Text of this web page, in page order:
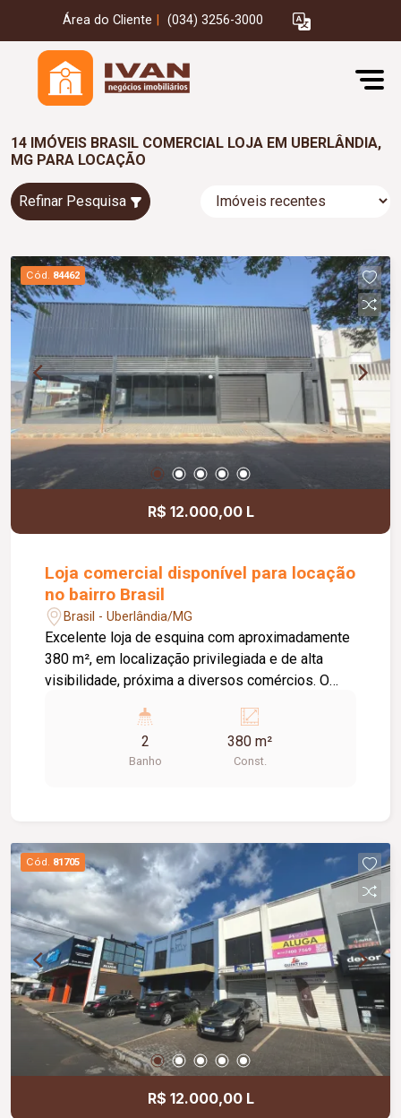
Área do Cliente (034) 3256-3000
14 IMÓVEIS BRASIL COMERCIAL LOJA EM UBERLÂNDIA,
MG PARA LOCAÇÃO
Refinar Pesquisa
Cód. 84462
R$ 12.000,00 L
Loja comercial disponível para locação
no bairro Brasil
Brasil - Uberlândia/MG
Excelente loja de esquina com aproximadamente
380 m², em localização privilegiada e de alta
visibilidade, próxima a diversos comércios. O
entradas com portas de aço eletrônicas, 02
banheiros sociais com acessibilidade e 01 copa,
oferecendo um espaço amplo e funcional para
informações!!
2
Banho
380 m²
Const.
Cód. 81705
R$ 12.000,00 L